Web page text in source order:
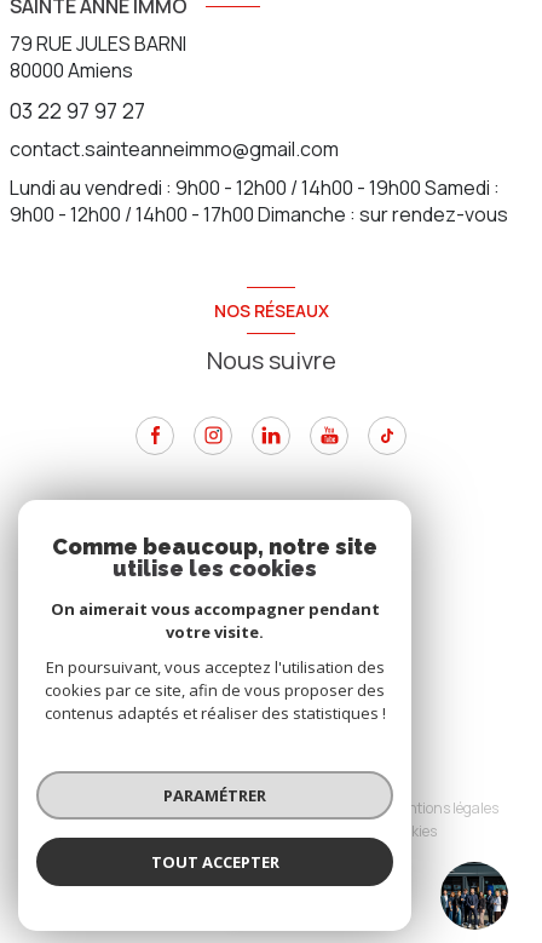
SAINTE ANNE IMMO
SAINTE ANNE IMMO
79 RUE JULES BARNI
80000Amiens
03 22 97 97 27
contact.sainteanneimmo@gmail.com
Lundi au vendredi : 9h00 - 12h00 / 14h00 - 19h00 Samedi :
9h00 - 12h00 / 14h00 - 17h00 Dimanche : sur rendez-vous
NOS RÉSEAUX
Nous suivre
Nous adhérons
© 2026 | Tous droits réservés
Nos partenaires
Nos honoraires
Mentions légales
Cookies
Comme beaucoup, notre site
utilise les cookies
On aimerait vous accompagner pendant
votre visite.
En poursuivant, vous acceptez l'utilisation des
cookies par ce site, afin de vous proposer des
contenus adaptés et réaliser des statistiques !
PARAMÉTRER
TOUT ACCEPTER